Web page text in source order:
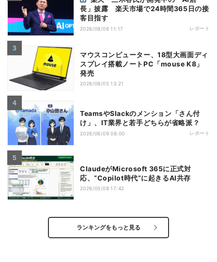
長」披露 楽天市場で24時間365日の接
客目指す
2026/08/06 11:17 レポート
マウスコンピューター、18型大画面ディ
スプレイ搭載ノートPC「mouse K8」
発売
2026/08/05 13:21
TeamsやSlackのメンション「さん付
け」、IT業界と若手どちらが省略派？
2026/06/09 08:00 レポート
ClaudeがMicrosoft 365に正式対
応、“Copilot時代”に起きるAI共存
2026/05/08 17:42
ランキングをもっと見る